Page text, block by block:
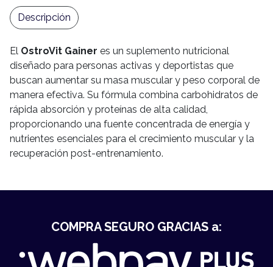
El OstroVit Gainer es un suplemento nutricional
diseñado para personas activas y deportistas que
buscan aumentar su masa muscular y peso corporal de
manera efectiva. Su fórmula combina carbohidratos de
rápida absorción y proteínas de alta calidad,
proporcionando una fuente concentrada de energía y
nutrientes esenciales para el crecimiento muscular y la
recuperación post-entrenamiento.
Descripción
COMPRA SEGURO GRACIAS a: